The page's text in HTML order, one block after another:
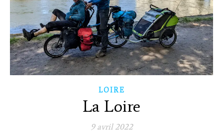
LOIRE
La Loire
9 avril 2022